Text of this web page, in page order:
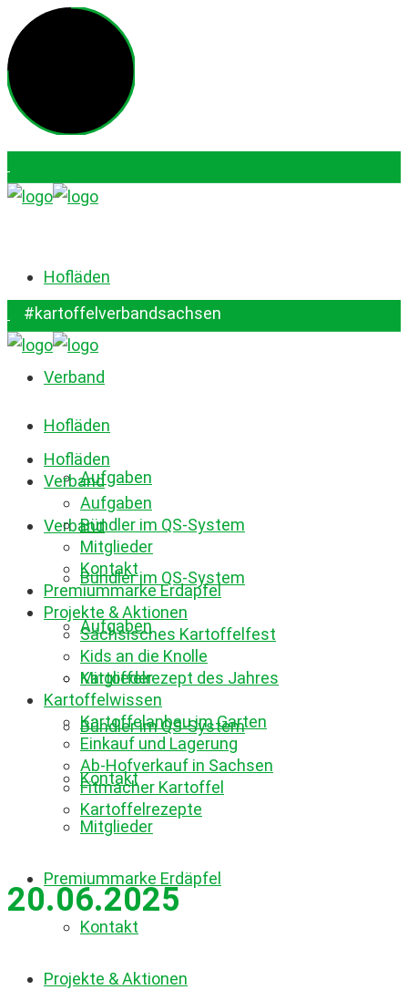
#kartoffelverbandsachsen
Hofläden
Verband
Aufgaben
Bündler im QS-System
Mitglieder
Kontakt
Premiummarke Erdäpfel
Projekte & Aktionen
#kartoffelverbandsachsen
Hofläden
Verband
Aufgaben
Bündler im QS-System
Mitglieder
Kontakt
Hofläden
Verband
Aufgaben
Bündler im QS-System
Mitglieder
Kontakt
Premiummarke Erdäpfel
Projekte & Aktionen
Sächsisches Kartoffelfest
Kids an die Knolle
Kartoffelrezept des Jahres
Kartoffelwissen
Kartoffelanbau im Garten
Einkauf und Lagerung
Ab-Hofverkauf in Sachsen
Fitmacher Kartoffel
Kartoffelrezepte
20.06.2025